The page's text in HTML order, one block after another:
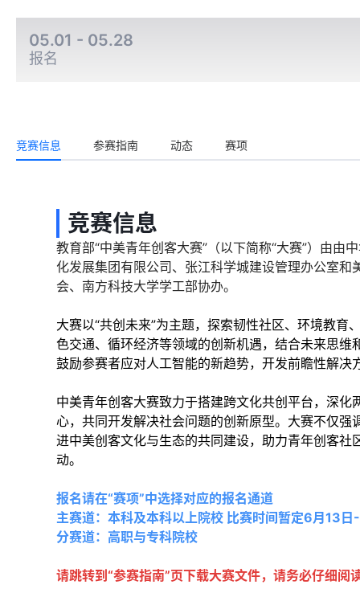
05.01 - 05.28
报名
竞赛信息 参赛指南 动态 赛项
竞赛信息
教育部“中美青年创客大赛”（以下简称“大赛”）由
化发展集团有限公司、张江科学城建设管理办公室
会、南方科技大学学工部协办。
大赛以“共创未来”为主题，探索韧性社区、环境教
色交通、循环经济等领域的创新机遇，结合未来思
鼓励参赛者应对人工智能的新趋势，开发前瞻性解
中美青年创客大赛致力于搭建跨文化共创平台，深
心，共同开发解决社会问题的创新原型。大赛不仅
进中美创客文化与生态的共同建设，助力青年创客
动。
报名请在“赛项”中选择对应的报名通道
主赛道：本科及本科以上院校 比赛时间暂定6月13
分赛道：高职与专科院校
请跳转到“参赛指南”页下载大赛文件，请务必仔细阅